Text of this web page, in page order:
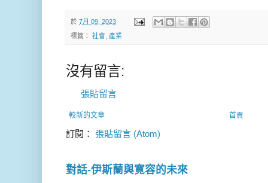
於 7月 09, 2023
標籤： 社會 產業
沒有留言:
張貼留言
較新的文章 首頁
訂閱： 張貼留言 (Atom)
對話-伊斯蘭與寛容的未來